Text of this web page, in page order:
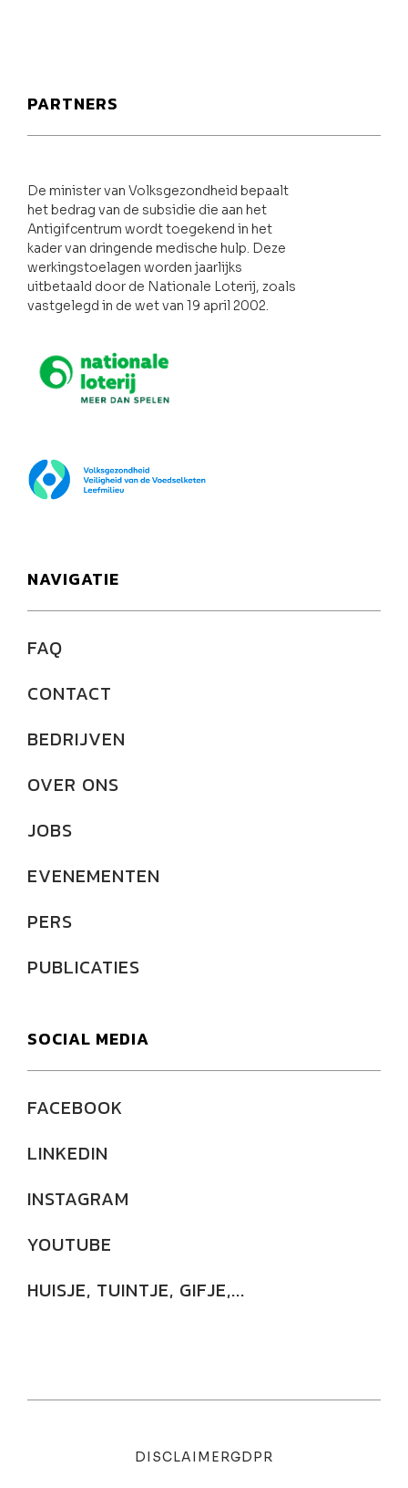
PARTNERS
De minister van Volksgezondheid bepaalt
het bedrag van de subsidie die aan het
Antigifcentrum wordt toegekend in het
kader van dringende medische hulp. Deze
werkingstoelagen worden jaarlijks
uitbetaald door de Nationale Loterij, zoals
vastgelegd in de wet van 19 april 2002.
Nationale loterij
NAVIGATIE
FAQ
CONTACT
BEDRIJVEN
OVER ONS
JOBS
EVENEMENTEN
PERS
PUBLICATIES
SOCIAL MEDIA
FACEBOOK
LINKEDIN
INSTAGRAM
YOUTUBE
HUISJE, TUINTJE, GIFJE,...
DISCLAIMERGDPR